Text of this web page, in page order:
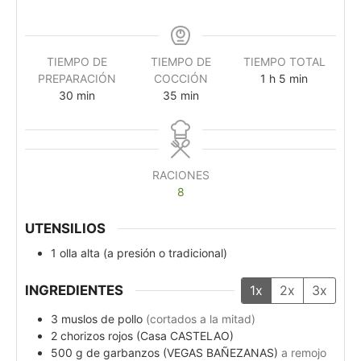
TIEMPO DE
PREPARACIÓN
30 min
TIEMPO DE
COCCIÓN
35 min
TIEMPO TOTAL
1 h 5 min
RACIONES
8
UTENSILIOS
1 olla alta (a presión o tradicional)
INGREDIENTES 1x 2x 3x
3 muslos de pollo (cortados a la mitad)
2 chorizos rojos (Casa CASTELAO)
500 g de garbanzos (VEGAS BAÑEZANAS) a remojo